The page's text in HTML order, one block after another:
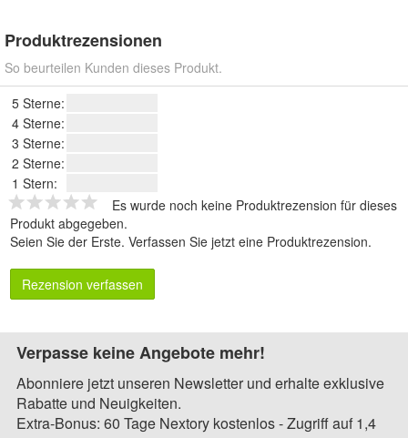
Produktrezensionen
So beurteilen Kunden dieses Produkt.
5 Sterne:
4 Sterne:
3 Sterne:
2 Sterne:
1 Stern:
Es wurde noch keine Produktrezension für dieses
Produkt abgegeben.
Seien Sie der Erste. Verfassen Sie jetzt eine Produktrezension.
Rezension verfassen
Verpasse keine Angebote mehr!
Abonniere jetzt unseren Newsletter und erhalte exklusive
Rabatte und Neuigkeiten.
Extra-Bonus: 60 Tage Nextory kostenlos - Zugriff auf 1,4